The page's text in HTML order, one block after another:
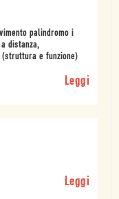
palindromo i
distanza,
e funzione)
Leggi
Leggi